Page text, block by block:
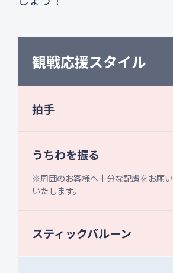
観戦応援スタイル
拍手
うちわを振る
※周囲のお客様へ十分な配慮をお願い
いたします。
スティックバルーン